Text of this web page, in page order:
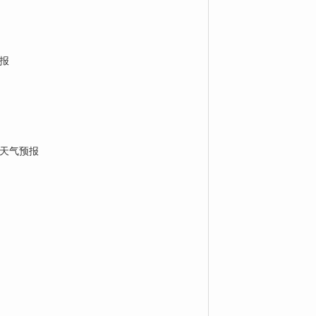
气预报